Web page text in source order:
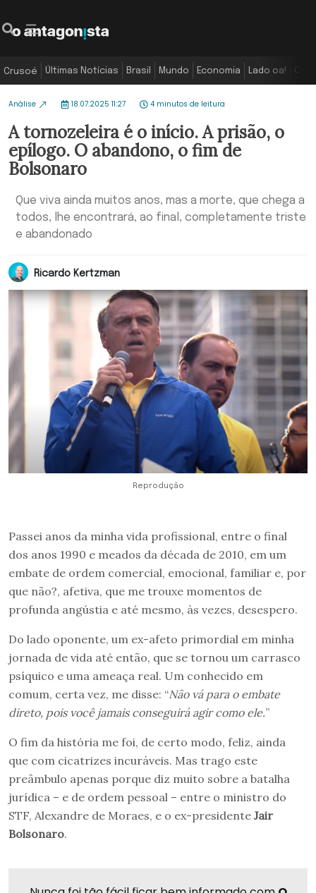
Crusoé Últimas Notícias Brasil Mundo Economia Lado oa!
Análise 18.07.2025 11:27 4 minutos de leitura
A tornozeleira é o início. A prisão, o
epílogo. O abandono, o fim de
Bolsonaro
Que viva ainda muitos anos, mas a morte, que chega a
todos, lhe encontrará, ao final, completamente triste
e abandonado
Ricardo Kertzman
Reprodução
Passei anos da minha vida profissional, entre o final
dos anos 1990 e meados da década de 2010, em um
embate de ordem comercial, emocional, familiar e, por
que não?, afetiva, que me trouxe momentos de
profunda angústia e até mesmo, às vezes, desespero.
Do lado oponente, um ex-afeto primordial em minha
jornada de vida até então, que se tornou um carrasco
psíquico e uma ameaça real. Um conhecido em
comum, certa vez, me disse: “Não vá para o embate
direto, pois você jamais conseguirá agir como ele.”
O fim da história me foi, de certo modo, feliz, ainda
que com cicatrizes incuráveis. Mas trago este
preâmbulo apenas porque diz muito sobre a batalha
jurídica – e de ordem pessoal – entre o ministro do
STF, Alexandre de Moraes, e o ex-presidente Jair
Bolsonaro.